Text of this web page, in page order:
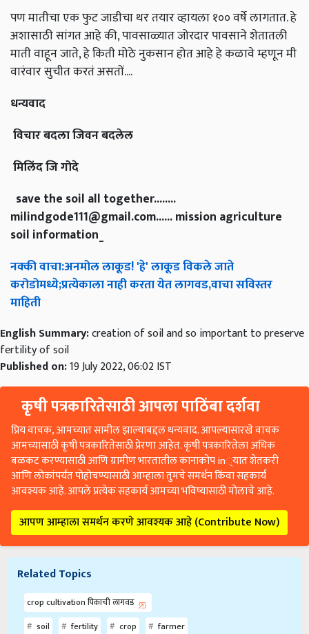
पण मातीचा एक फुट जाडीचा थर तयार व्हायला १०० वर्षे लागतात. हे
अशासाठी सांगत आहे की, पावसाळ्यात जोरदार पावसाने शेतातली
माती वाहून जाते, हे किती मोठे नुकसान होत आहे हे कळावे म्हणून मी
वारंवार सुचीत करतं असतों....
धन्यवाद
विचारबदलाजिवनबदलेल
मिलिंदजिगोदे
save the soil all together........
milindgode111@gmail.com...... mission agriculture
soil information_
नक्कीवाचा:अनमोललाकूड! 'हे'लाकूडविकलेजाते
करोडोमध्ये;प्रत्येकालानाहीकरतायेतलागवड,वाचासविस्तर
माहिती
English Summary:creation of soil and so important to preserve
fertility of soil
Published on:19 July 2022, 06:02 IST
कृषी पत्रकारितेसाठी आपला पाठिंबा दर्शवा
प्रिय वाचक, आमच्यात सामील झाल्याबद्दल धन्यवाद. आपल्यासारखे वाचक
आमच्यासाठी कृषी पत्रकारितेसाठी प्रेरणा आहेत. कृषी पत्रकारितेला अधिक
बळकट करण्यासाठी आणि ग्रामीण भारतातील कानाकोप in्यात शेतकरी
आणि लोकांपर्यंत पोहोचण्यासाठी आम्हाला तुमचे समर्थन किंवा सहकार्य
आवश्यक आहे. आपले प्रत्येक सहकार्य आमच्या भविष्यासाठी मोलाचे आहे.
आपण आम्हाला समर्थन करणे आवश्यक आहे (Contribute Now)
Related Topics
crop cultivation पिकाची लागवड
soil
fertility crop farmer